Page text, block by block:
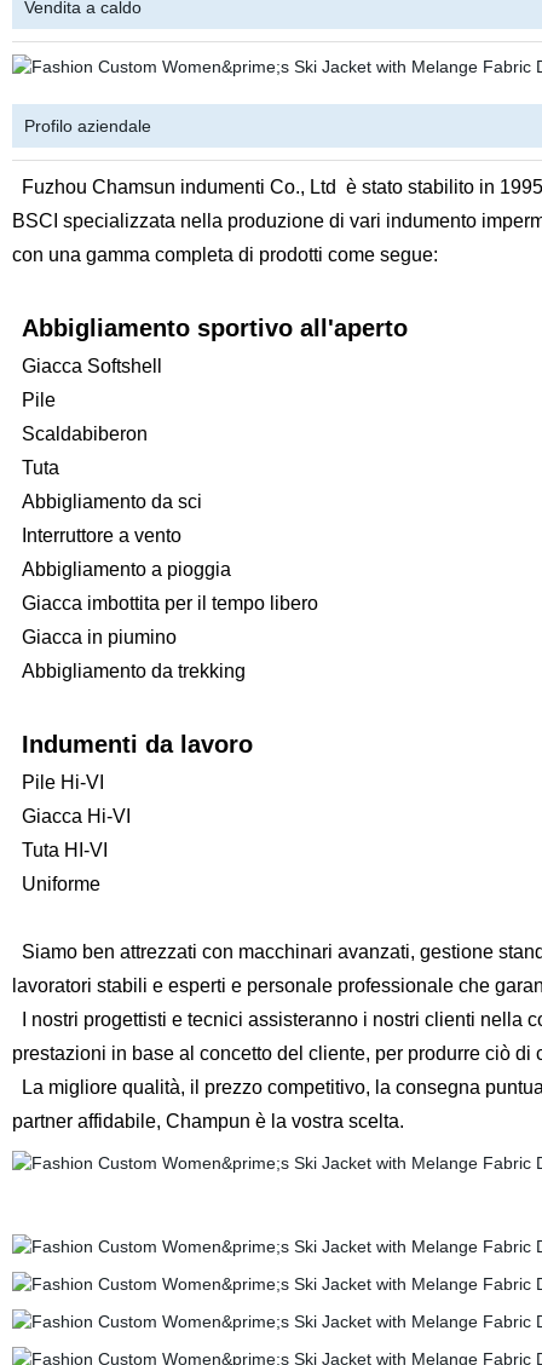
Vendita a caldo
Profilo aziendale
Fuzhou Chamsun indumenti Co., Ltd è stato stabilito in
BSCI specializzata nella produzione di vari indumento
con una gamma completa di prodotti come segue:
Abbigliamento sportivo all'aperto
Giacca Softshell
Pile
Scaldabiberon
Tuta
Abbigliamento da sci
Interruttore a vento
Abbigliamento a pioggia
Giacca imbottita per il tempo libero
Giacca in piumino
Abbigliamento da trekking
Indumenti da lavoro
Pile Hi-VI
Giacca Hi-VI
Tuta HI-VI
Uniforme
Siamo ben attrezzati con macchinari avanzati, gestione
lavoratori stabili e esperti e personale professionale che
I nostri progettisti e tecnici assisteranno i nostri clienti nella
prestazioni in base al concetto del cliente, per produrre ciò di
La migliore qualità, il prezzo competitivo, la consegna
partner affidabile, Champun è la vostra scelta.